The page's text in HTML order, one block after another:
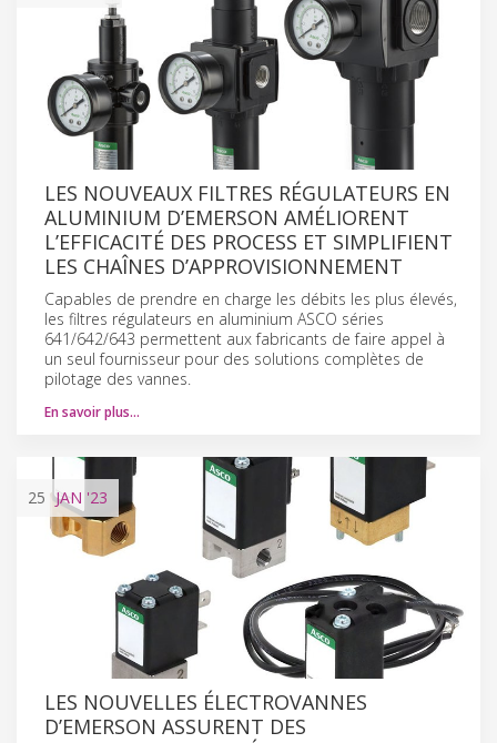
LES NOUVEAUX FILTRES RÉGULATEURS EN
ALUMINIUM D’EMERSON AMÉLIORENT
L’EFFICACITÉ DES PROCESS ET SIMPLIFIENT
LES CHAÎNES D’APPROVISIONNEMENT
Capables de prendre en charge les débits les plus élevés,
les filtres régulateurs en aluminium ASCO séries
641/642/643 permettent aux fabricants de faire appel à
un seul fournisseur pour des solutions complètes de
pilotage des vannes.
En savoir plus…
25 JAN '23
LES NOUVELLES ÉLECTROVANNES
D’EMERSON ASSURENT DES